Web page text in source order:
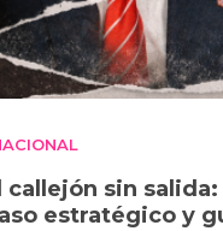
callejón sin
estratégico y